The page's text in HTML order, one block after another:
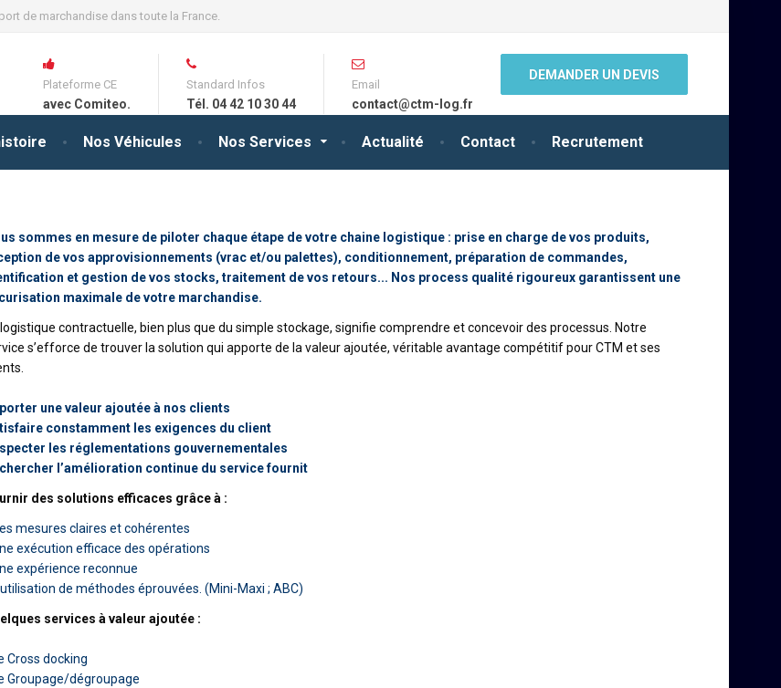
de marchandise dans toute la France.
Nos Véhicules Nos Services Actualité Contact Recrutement
Plateforme CE
avec Comiteo.
Standard Infos
Tél. 04 42 10 30 44
Email
contact@ctm-log.fr
DEMANDER UN DEVIS
sommes en mesure de piloter chaque étape de votre chaine logistique : prise en charge de vos produits,
de vos approvisionnements (vrac et/ou palettes), conditionnement, préparation de commandes,
et gestion de vos stocks, traitement de vos retours... Nos process qualité rigoureux garantissent une
maximale de votre marchandise.
logistique contractuelle, bien plus que du simple stockage, signifie comprendre et concevoir des processus. Notre
s’efforce de trouver la solution qui apporte de la valeur ajoutée, véritable avantage compétitif pour CTM et ses
une valeur ajoutée à nos clients
constamment les exigences du client
les réglementations gouvernementales
l’amélioration continue du service fournit
des solutions efficaces grâce à :
mesures claires et cohérentes
exécution efficace des opérations
expérience reconnue
de méthodes éprouvées. (Mini-Maxi ; ABC)
services à valeur ajoutée :
Cross docking
Groupage/dégroupage